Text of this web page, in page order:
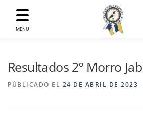
MENU
contenido
Resultados 2º Morro
PÚBLICADO EL 24 DE ABRIL DE 2023